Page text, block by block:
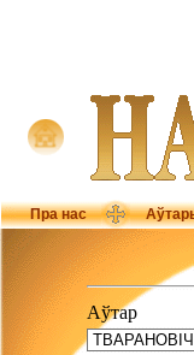
Пра нас
Аўтар